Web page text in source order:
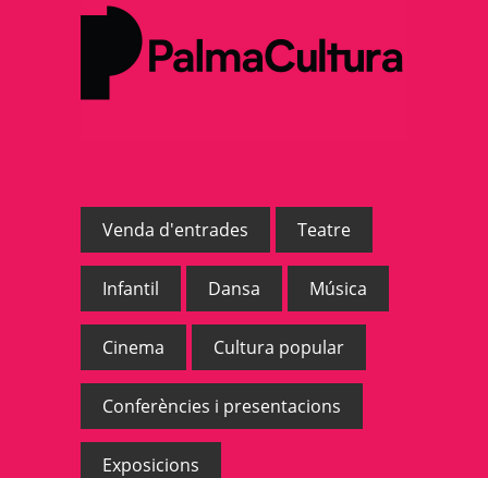
Venda d'entrades Teatre
Infantil Dansa Música
Cinema Cultura popular
Conferències i presentacions
Exposicions